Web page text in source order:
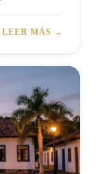
LEER MÁS →